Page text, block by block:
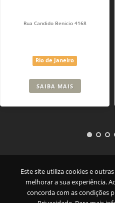
Este site utiliza cookies e
melhorar a sua experiência.
concorda com as condições
Rua Candido Benicio 4168
Rio de Janeiro
SAIBA MAIS
Empresa|Serviços